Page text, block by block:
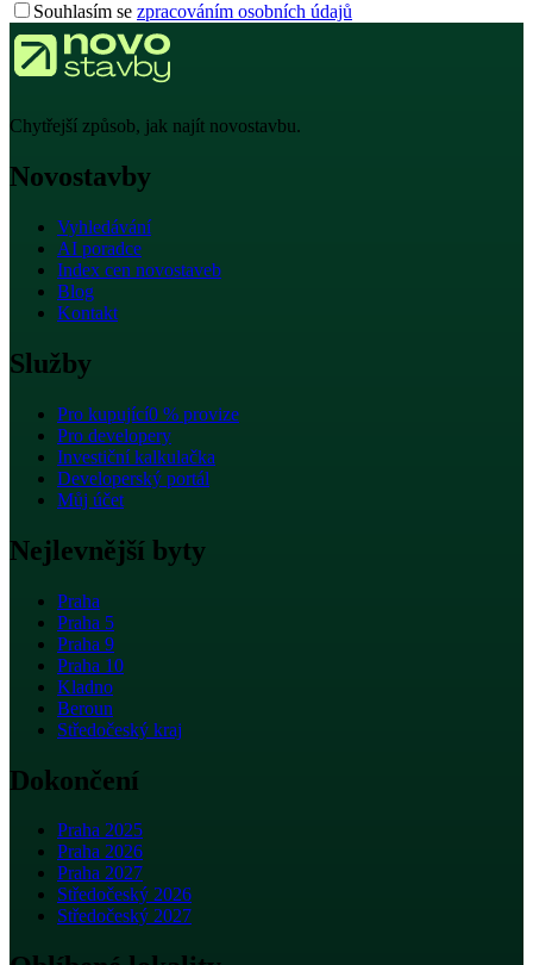
Souhlasím se zpracováním osobních údajů
Chytřejší způsob, jak najít novostavbu.
Novostavby
Vyhledávání
AI poradce
Index cen novostaveb
Blog
Kontakt
Služby
Pro kupující0 % provize
Pro developery
Investiční kalkulačka
Developerský portál
Můj účet
Nejlevnější byty
Praha
Praha 5
Praha 9
Praha 10
Kladno
Beroun
Středočeský kraj
Dokončení
Praha 2025
Praha 2026
Praha 2027
Středočeský 2026
Středočeský 2027